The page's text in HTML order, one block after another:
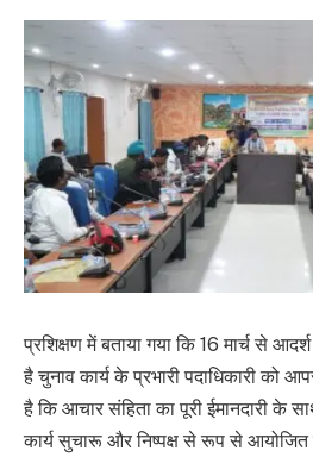
प्रशिक्षण में बताया गया कि 16 मार्च से
है चुनाव कार्य के प्रभारी पदाधिकारी को
है कि आचार संहिता का पूरी ईमानदारी के
कार्य सुचारू और निष्पक्ष से रूप से